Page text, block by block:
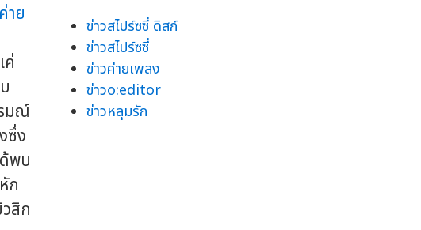
ค่าย
ค่
มณ์
ซึ่ง
พบ
ก
สิก
ข่าวสไปร์ซซี่ ดิสก์
ข่าวสไปร์ซซี่
ข่าวค่ายเพลง
ข่าวo:editor
ข่าวหลุมรัก